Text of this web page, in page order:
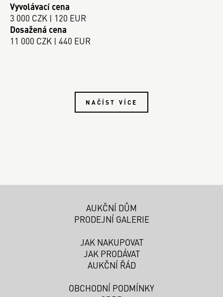
Vyvolávací cena
3 000 CZK | 120 EUR
Dosažená cena
11 000 CZK | 440 EUR
NAČÍST VÍCE
AUKČNÍ DŮM
PRODEJNÍ GALERIE
JAK NAKUPOVAT
JAK PRODÁVAT
AUKČNÍ ŘÁD
OBCHODNÍ PODMÍNKY